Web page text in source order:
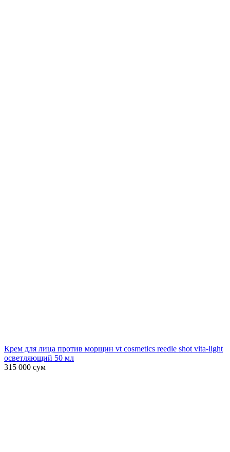
Крем для лица против морщин vt cosmetics reedle shot vita-light
осветляющий 50 мл
315 000 сум